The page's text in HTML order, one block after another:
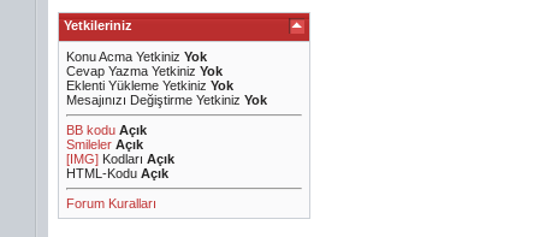
Yetkileriniz
Konu Acma Yetkiniz Yok
Cevap Yazma Yetkiniz Yok
Eklenti Yükleme Yetkiniz Yok
Mesajınızı Değiştirme Yetkiniz Yok
BB kodu Açık
Smileler Açık
[IMG] Kodları Açık
HTML-Kodu Açık
Forum Kuralları